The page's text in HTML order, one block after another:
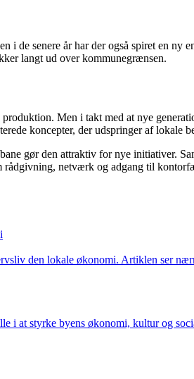
i de senere år har der også spiret en
langt ud over kommunegrænsen.
Men i takt med at nye
koncepter, der udspringer af lokale
gør den attraktiv for nye initiativer.
rådgivning, netværk og adgang til
den lokale økonomi. Artiklen ser
i at styrke byens økonomi, kultur og